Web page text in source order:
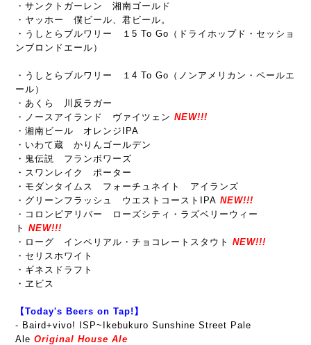
・サンクトガーレン 湘南ゴールド
・ヤッホー 僕ビール、君ビール。
・うしとらブルワリー １5 To Go（ドライホップド・セッショ
ンブロンドエール）
・うしとらブルワリー １4 To Go（ノンアメリカン・ペールエ
ール）
・あくら 川反ラガー
・ノースアイランド ヴァイツェン NEW!!!
・湘南ビール オレンジIPA
・いわて蔵 かりんゴールデン
・鬼伝説 フランボワーズ
・スワンレイク ポーター
・モダンタイムス フォーチュネイト アイランズ
・グリーンフラッシュ ウエストコーストIPA NEW!!!
・コロンビアリバー ローズシティ・ラズベリーウィー
ト NEW!!!
・ローグ インペリアル・チョコレートスタウト NEW!!!
・セリスホワイト
・ギネスドラフト
・ヱビス
【Today's Beers on Tap!】
- Baird+vivo! ISP~Ikebukuro Sunshine Street Pale
Ale Original House Ale